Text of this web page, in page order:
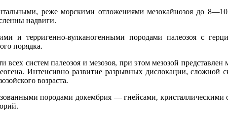
реже морскими отложениями мезокайнозоя до
надвиги.
и терригенно-вулканогенными породами палеозоя с
порядка.
всех систем палеозоя и мезозоя, при этом мезозой
Интенсивно развитие разрывных дислокации, сложной
возраста.
породами докембрия — гнейсами,